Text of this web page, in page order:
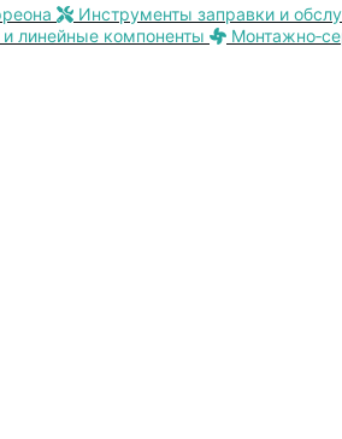
Инструменты заправки и
линейные компоненты